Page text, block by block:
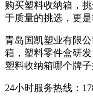
购买塑料收纳箱，
于质量的挑选，更
青岛国凯塑业有限
箱，塑料零件盒研
塑料收纳箱哪个牌
24小时服务热线：